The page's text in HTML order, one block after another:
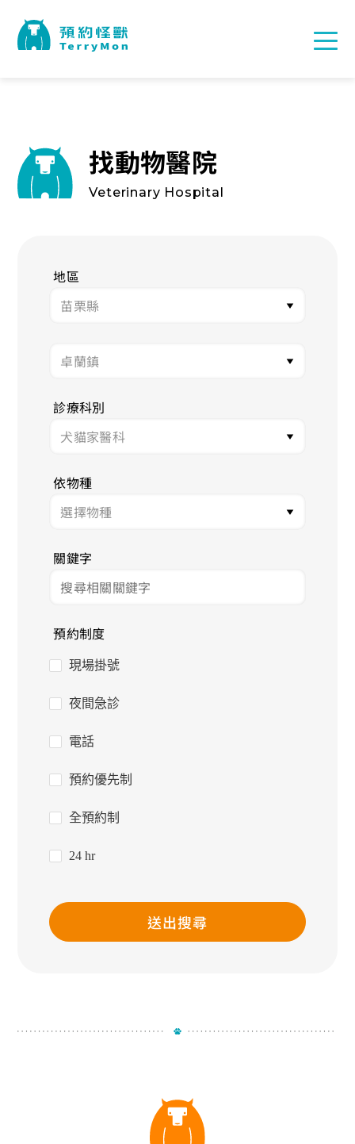
找動物醫院
Veterinary Hospital
地區
診療科別
依物種
關鍵字
預約制度
現場掛號
夜間急診
電話
預約優先制
全預約制
24 hr
送出搜尋